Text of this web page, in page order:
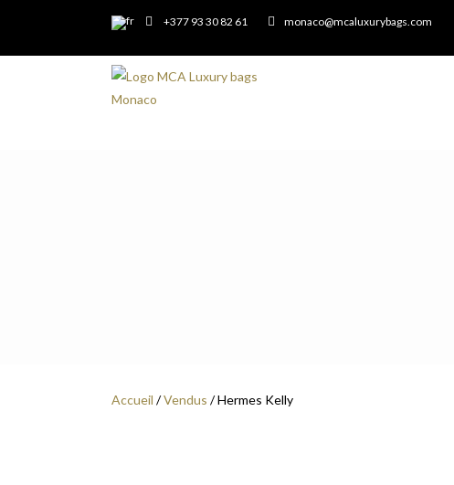
+377 93 30 82 61 monaco@mcaluxurybags.com
Accueil /Vendus / Hermes Kelly